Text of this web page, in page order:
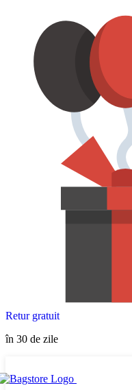
Retur gratuit
în 30 de zile